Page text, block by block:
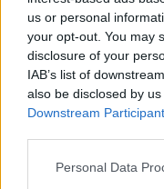
us or personal
your opt-out. You may
disclosure of your
IAB’s list of
also be disclosed by
Downstream
Please note that this
Personal Dataévre